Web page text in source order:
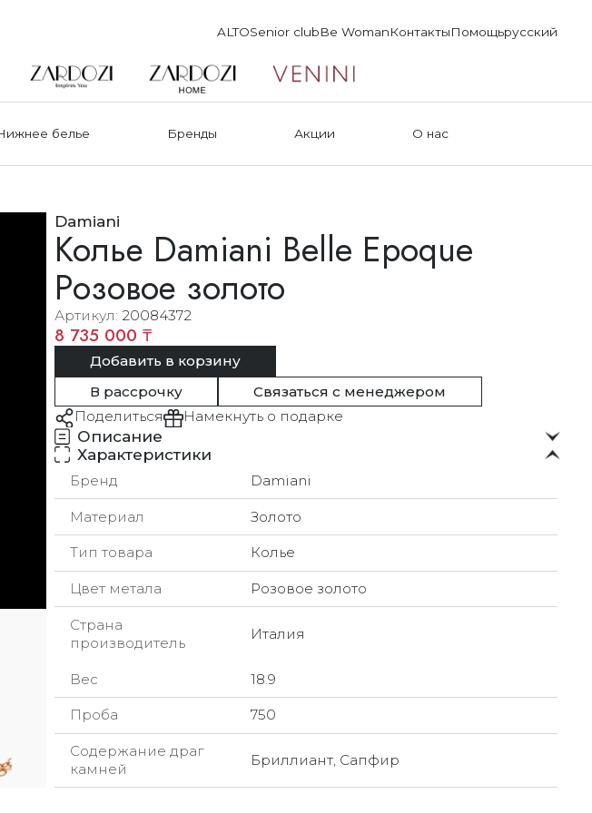
ALTOSenior clubBe WomanКонтактыПомощьрусский
белье Бренды Акции О нас
Damiani
Колье Damiani Belle Epoque
Розовое золото
Артикул 20084372
8 735 000 ₸
Добавить в корзину
В рассрочку
Связаться с менеджером
Поделиться
Намекнуть о подарке
Описание
Характеристики
Бренд Damiani
Материал Золото
Тип товара Колье
Цвет метала Розовое золото
Страна
производитель
Италия
Вес 18.9
Проба 750
Содержание драг
камней
Бриллиант, Сапфир